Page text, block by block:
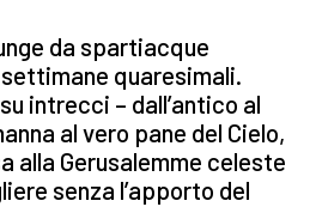
da spartiacque
quaresimali.
intrecci – dall’antico al
al vero pane del Cielo,
alla Gerusalemme celeste
senza l’apporto del